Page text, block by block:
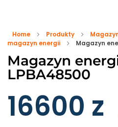
Home Produkty
magazyn energii
Magazyn
Magazyn
LPBA48500
16600 z